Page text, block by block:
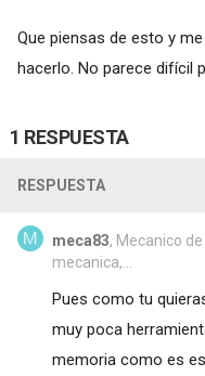
Que piensas de esto y
hacerlo. No parece difícil
1 RESPUESTA
RESPUESTA
meca83, Mecanico
mecanica,...
Pues como tu
muy poca
memoria como es